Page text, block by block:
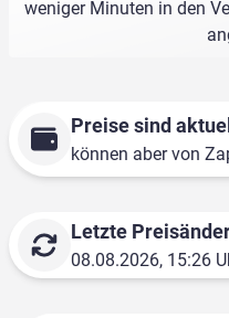
weniger Minuten in den
Preise sind
können aber von
Letzte
08.08.2026, 15:26